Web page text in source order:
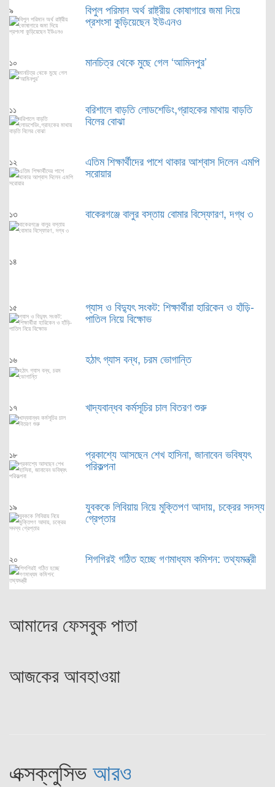
৯ বিপুল পরিমান অর্থ রাষ্ট্রীয় কোষাগারে জমা দিয়ে
প্রশংসা কুড়িয়েছেন ইউএনও
১০ মানচিত্র থেকে মুছে গেল ‘আমিনপুর’
১১ বরিশালে বাড়তি লোডশেডিং,গ্রাহকের মাথায় বাড়তি
বিলের বোঝা
১২ এতিম শিক্ষার্থীদের পাশে থাকার আশ্বাস দিলেন এমপি
সরোয়ার
১৩ বাকেরগঞ্জে বালুর বস্তায় বোমার বিস্ফোরণ, দগ্ধ ৩
১৪
১৫ গ্যাস ও বিদ্যুৎ সংকট: শিক্ষার্থীরা হারিকেন ও হাঁড়ি-
পাতিল নিয়ে বিক্ষোভ
১৬ হঠাৎ গ্যাস বন্ধ, চরম ভোগান্তি
১৭ খাদ্যবান্ধব কর্মসূচির চাল বিতরণ শুরু
১৮ প্রকাশ্যে আসছেন শেখ হাসিনা, জানাবেন ভবিষ্যৎ
পরিকল্পনা
১৯ যুবককে লিবিয়ায় নিয়ে মুক্তিপণ আদায়, চক্রের সদস্য
গ্রেপ্তার
২০ শিগগিরই গঠিত হচ্ছে গণমাধ্যম কমিশন: তথ্যমন্ত্রী
আমাদের ফেসবুক পাতা
আজকের আবহাওয়া
এক্সক্লুসিভআরও